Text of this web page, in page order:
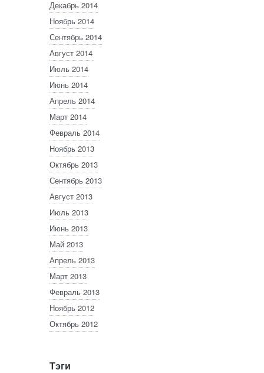
Декабрь 2014
Ноябрь 2014
Сентябрь 2014
Август 2014
Июль 2014
Июнь 2014
Апрель 2014
Март 2014
Февраль 2014
Ноябрь 2013
Октябрь 2013
Сентябрь 2013
Август 2013
Июль 2013
Июнь 2013
Май 2013
Апрель 2013
Март 2013
Февраль 2013
Ноябрь 2012
Октябрь 2012
Тэги